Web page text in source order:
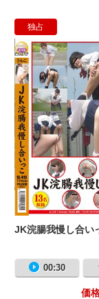
独占
JK浣腸我慢し合い
00:30
価